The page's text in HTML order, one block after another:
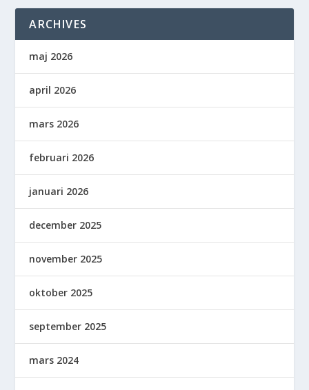
ARCHIVES
maj 2026
april 2026
mars 2026
februari 2026
januari 2026
december 2025
november 2025
oktober 2025
september 2025
mars 2024